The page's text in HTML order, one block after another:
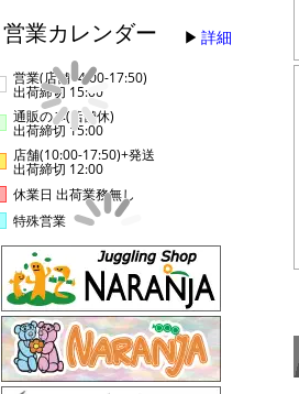
営業カレンダー 詳細
営業(店舗14:00-17:50)
出荷締切 15:00
通販のみ(店舗休)
出荷締切 15:00
店舗(10:00-17:50)+発送
出荷締切 12:00
休業日 出荷業務無し
特殊営業